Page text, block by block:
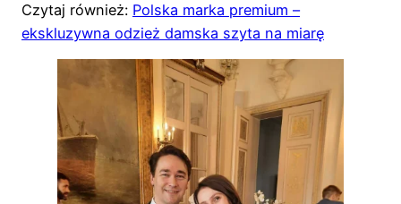
Czytaj również: Polska marka premium –
ekskluzywna odzież damska szyta na miarę